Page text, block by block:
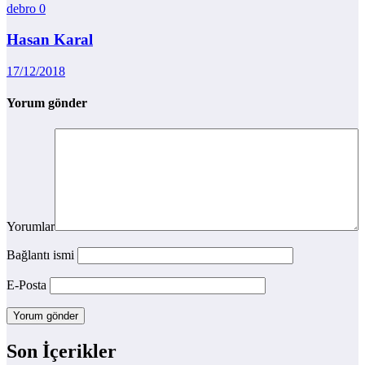
debro 0
Hasan Karal
17/12/2018
Yorum gönder
Yorumlar
Bağlantı ismi
E-Posta
Son İçerikler